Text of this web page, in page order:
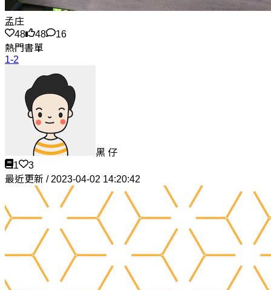
孟庄
48
48
16
熱門書單
1-2
黑 仔
1
3
最近更新 / 2023-04-02 14:20:42